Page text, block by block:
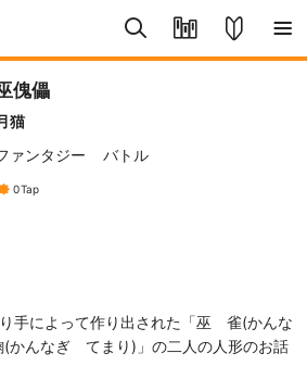
傀儡
猫
ァンタジー
バトル
0Tap
手によって作り出された「巫 雀(かんな
んなぎ てまり)」の二人の人形のお話